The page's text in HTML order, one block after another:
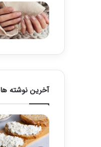
آخرین نوشته ها